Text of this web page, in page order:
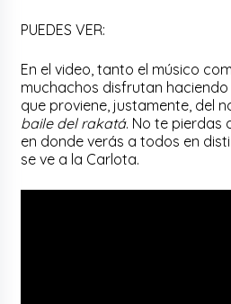
PUEDES VER:
En el video, tanto el músico
muchachos disfrutan
que proviene, justamente, del
baile del rakatá. No te pierdas
en donde verás a todos en
se ve a la Carlota.